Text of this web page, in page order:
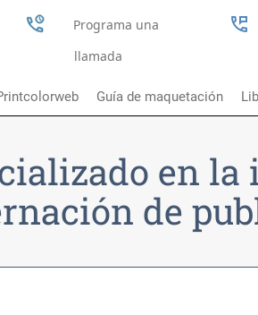
Programa una
llamada
perm_phone_msg
Guía de maquetación
en
de